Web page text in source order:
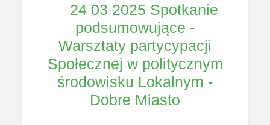
24 03 2025 Spotkanie
podsumowujące -
Warsztaty partycypacji
Społecznej w politycznym
środowisku Lokalnym -
Dobre Miasto